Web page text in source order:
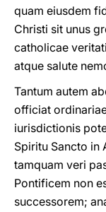
quam eiusdem
Christi sit unus
catholicae
atque salute
Tantum autem
officiat
iurisdictionis
Spiritu Sancto in
tamquam veri
Pontificem non
successorem;